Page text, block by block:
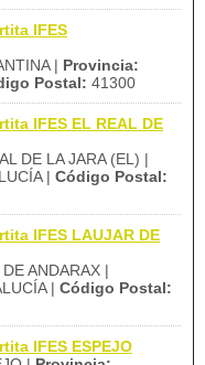
IFES
| Provincia:
Postal: 41300
IFES EL REAL DE
DE LA JARA (EL) |
| Código Postal:
IFES LAUJAR DE
ANDARAX |
| Código Postal:
IFES ESPEJO